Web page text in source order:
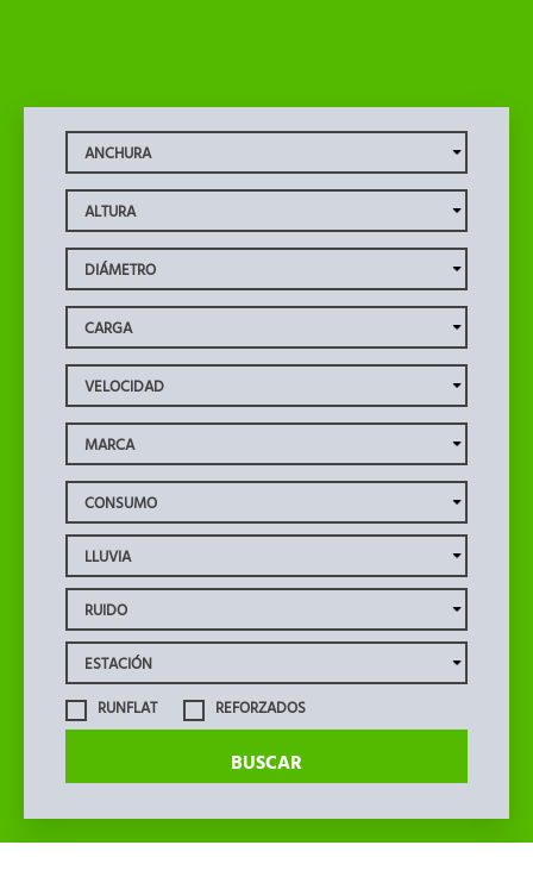
RUNFLAT REFORZADOS
BUSCAR